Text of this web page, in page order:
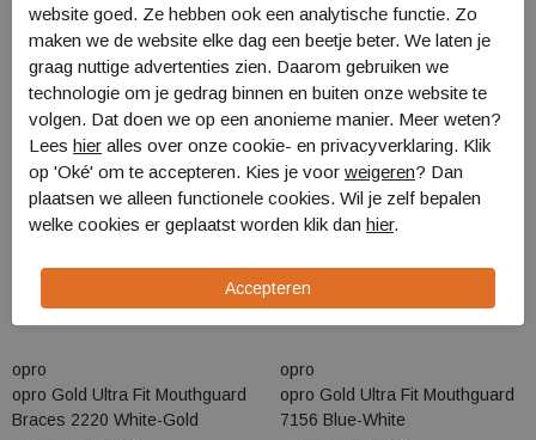
opro
opro Gold Ultra Fit Mouthguard
Braces 2220 White-Gold
opro
opro Gold Ultra Fit Mouthguard
7156 Blue-White
website goed. Ze hebben ook een analytische functie. Zo
maken we de website elke dag een beetje beter. We laten je
graag nuttige advertenties zien. Daarom gebruiken we
technologie om je gedrag binnen en buiten onze website te
volgen. Dat doen we op een anonieme manier. Meer weten?
Lees hier alles over onze cookie- en privacyverklaring. Klik
op 'Oké' om te accepteren. Kies je voor weigeren? Dan
plaatsen we alleen functionele cookies. Wil je zelf bepalen
welke cookies er geplaatst worden klik dan hier.